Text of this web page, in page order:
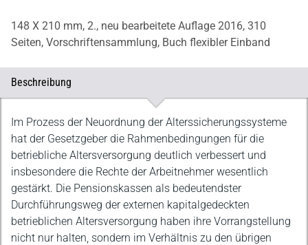
148 X 210 mm, 2., neu bearbeitete Auflage 2016, 310
Seiten, Vorschriftensammlung, Buch flexibler Einband
Beschreibung
Beschreibung
Im Prozess der Neuordnung der Alterssicherungssysteme
hat der Gesetzgeber die Rahmenbedingungen für die
betriebliche Altersversorgung deutlich verbessert und
insbesondere die Rechte der Arbeitnehmer wesentlich
gestärkt. Die Pensionskassen als bedeutendster
Durchführungsweg der externen kapitalgedeckten
betrieblichen Altersversorgung haben ihre Vorrangstellung
nicht nur halten, sondern im Verhältnis zu den übrigen